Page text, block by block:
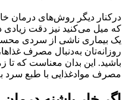
درکنار دیگر روش‌های درمان
که میل می‌کنید نیز دقت زیادی
یک بیماری ناشی از سردی
باشید. این بدان معناست که تا
مصرف موادغذایی با طبع سرد